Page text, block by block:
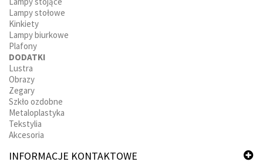
Lampy stołowe
Kinkiety
Lampy biurkowe
Plafony
DODATKI
Lustra
Obrazy
Zegary
Szkło ozdobne
Metaloplastyka
Tekstylia
Akcesoria
INFORMACJE KONTAKTOWE